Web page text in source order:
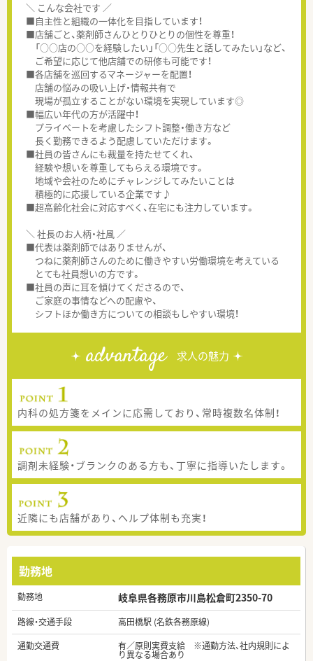
＼ こんな会社です ／
■自主性と組織の一体化を目指しています！
■店舗ごと、薬剤師さんひとりひとりの個性を尊重！
「○○店の○○を経験したい」「○○先生と話してみたい」など、
ご希望に応じて他店舗での研修も可能です！
■各店舗を巡回するマネージャーを配置！
店舗の悩みの吸い上げ・情報共有で
現場が孤立することがない環境を実現しています◎
■幅広い年代の方が活躍中！
プライベートを考慮したシフト調整・働き方など
長く勤務できるよう配慮していただけます。
■社員の皆さんにも裁量を持たせてくれ、
経験や想いを尊重してもらえる環境です。
地域や会社のためにチャレンジしてみたいことは
積極的に応援している企業です♪
■超高齢化社会に対応すべく、在宅にも注力しています。
＼ 社長のお人柄・社風 ／
■代表は薬剤師ではありませんが、
つねに薬剤師さんのために働きやすい労働環境を考えている
とても社員想いの方です。
■社員の声に耳を傾けてくださるので、
ご家庭の事情などへの配慮や、
シフトほか働き方についての相談もしやすい環境！
advantage 求人の魅力
内科の処方箋をメインに応需しており、常時複数名体制！
調剤未経験・ブランクのある方も、丁寧に指導いたします。
近隣にも店舗があり、ヘルプ体制も充実！
勤務地
勤務地 岐阜県各務原市川島松倉町2350-70
路線・交通手段
高田橋駅 (名鉄各務原線)
通勤交通費
有／原則実費支給 ※通勤方法、社内規則によ
り異なる場合あり